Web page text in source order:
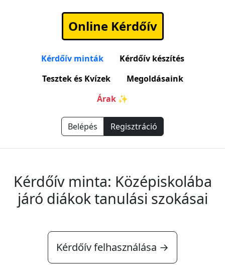
Online Kérdőív
Kérdőív minták
Kérdőív készítés
Tesztek és Kvízek
Megoldásaink
Árak ✨
Belépés Regisztráció
Kérdőív minta: Középiskolába
járó diákok tanulási szokásai
Kérdőív felhasználása →